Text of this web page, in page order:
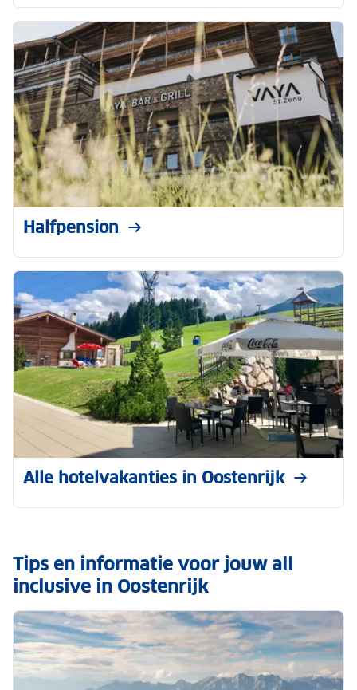
Halfpension
Alle hotelvakanties in Oostenrijk
Tips en informatie voor jouw all
inclusive in Oostenrijk